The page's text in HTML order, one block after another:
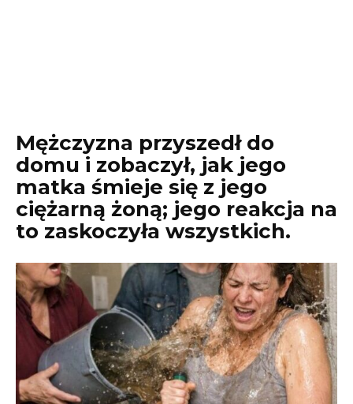
Mężczyzna przyszedł do
domu i zobaczył, jak jego
matka śmieje się z jego
ciężarną żoną; jego reakcja na
to zaskoczyła wszystkich.